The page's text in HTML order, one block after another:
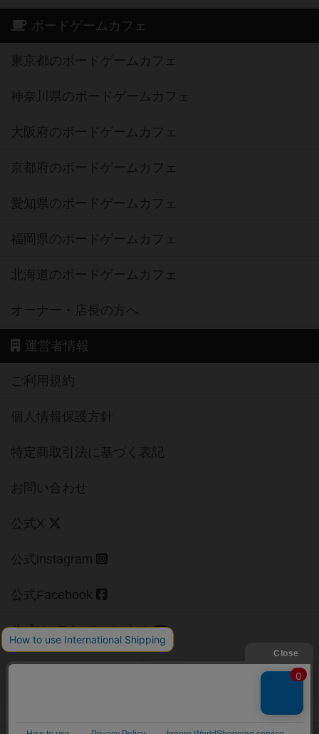
ボードゲームカフェ
東京都のボードゲームカフェ
神奈川県のボードゲームカフェ
大阪府のボードゲームカフェ
京都府のボードゲームカフェ
愛知県のボードゲームカフェ
福岡県のボードゲームカフェ
北海道のボードゲームカフェ
オーナー・店長の方へ
運営者情報
ご利用規約
個人情報保護方針
特定商取引法に基づく表記
お問い合わせ
公式X
公式instagram
公式Facebook
公式YouTubeチャンネル
Copyright (c)